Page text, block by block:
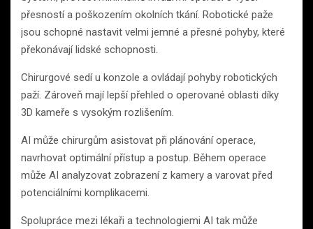
přesností a poškozením okolních tkání. Robotické paže
jsou schopné nastavit velmi jemné a přesné pohyby, které
překonávají lidské schopnosti.
Chirurgové sedí u konzole a ovládají pohyby robotických
paží. Zároveň mají lepší přehled o operované oblasti díky
3D kameře s vysokým rozlišením.
AI může chirurgům asistovat při plánování operace,
navrhovat optimální přístup a postup. Během operace
může AI analyzovat zobrazení z kamery a varovat před
potenciálními komplikacemi.
Spolupráce mezi lékaři a technologiemi AI tak může